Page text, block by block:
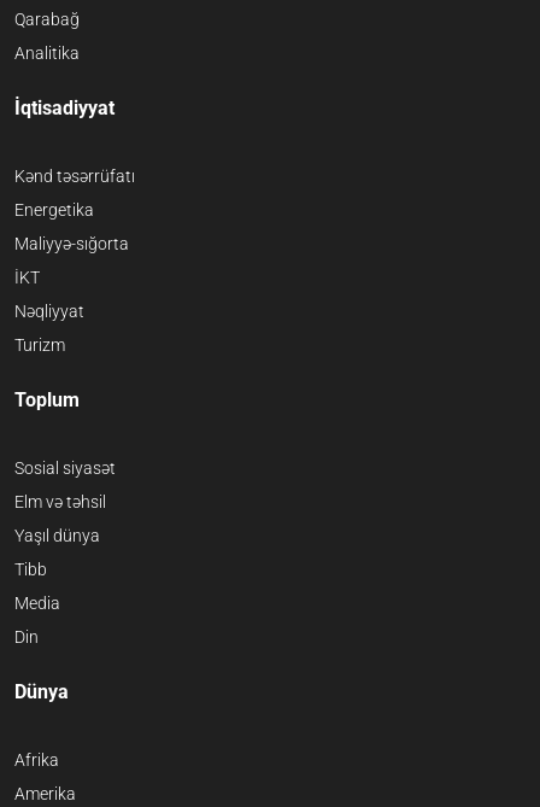
Qarabağ
Analitika
İqtisadiyyat
Kənd təsərrüfatı
Energetika
Maliyyə-sığorta
İKT
Nəqliyyat
Turizm
Toplum
Sosial siyasət
Elm və təhsil
Yaşıl dünya
Tibb
Media
Din
Dünya
Afrika
Amerika